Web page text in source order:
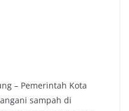
– Pemerintah Kota
sampah di